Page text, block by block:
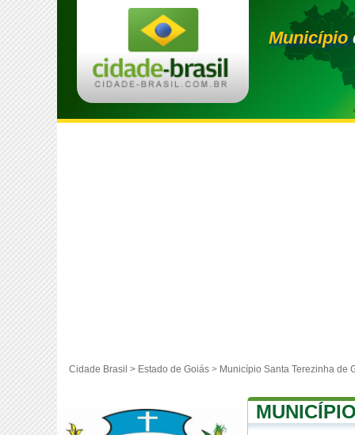
Município
Cidade Brasil > Estado de Goiás > Município Santa Terezinha de